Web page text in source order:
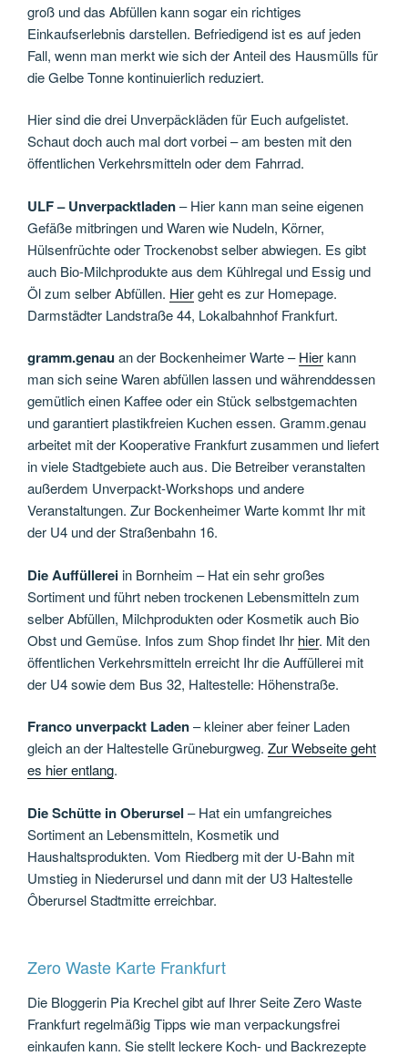
groß und das Abfüllen kann sogar ein richtiges
Einkaufserlebnis darstellen. Befriedigend ist es auf jeden
Fall, wenn man merkt wie sich der Anteil des Hausmülls für
die Gelbe Tonne kontinuierlich reduziert.
Hier sind die drei Unverpäckläden für Euch aufgelistet.
Schaut doch auch mal dort vorbei – am besten mit den
öffentlichen Verkehrsmitteln oder dem Fahrrad.
ULF – Unverpacktladen– Hier kann man seine eigenen
Gefäße mitbringen und Waren wie Nudeln, Körner,
Hülsenfrüchte oder Trockenobst selber abwiegen. Es gibt
auch Bio-Milchprodukte aus dem Kühlregal und Essig und
Öl zum selber Abfüllen. Hiergeht es zur Homepage.
Darmstädter Landstraße 44, Lokalbahnhof Frankfurt.
gramm.genauan der Bockenheimer Warte –Hierkann
man sich seine Waren abfüllen lassen und währenddessen
gemütlich einen Kaffee oder ein Stück selbstgemachten
und garantiert plastikfreien Kuchen essen. Gramm.genau
arbeitet mit der Kooperative Frankfurt zusammen und liefert
in viele Stadtgebiete auch aus. Die Betreiber veranstalten
außerdem Unverpackt-Workshops und andere
Veranstaltungen. Zur Bockenheimer Warte kommt Ihr mit
der U4 und der Straßenbahn 16.
Die Auffüllereiin Bornheim – Hat ein sehr großes
Sortiment und führt neben trockenen Lebensmitteln zum
selber Abfüllen, Milchprodukten oder Kosmetik auch Bio
Obst und Gemüse. Infos zum Shop findet Ihr hier. Mit den
öffentlichen Verkehrsmitteln erreicht Ihr die Auffüllerei mit
der U4 sowie dem Bus 32, Haltestelle: Höhenstraße.
Franco unverpackt Laden– kleiner aber feiner Laden
gleich an der Haltestelle Grüneburgweg. Zur Webseite geht
es hier entlang.
Die Schütte in Oberursel – Hat ein umfangreiches
Sortiment an Lebensmitteln, Kosmetik und
Haushaltsprodukten. Vom Riedberg mit der U-Bahn mit
Umstieg in Niederursel und dann mit der U3 Haltestelle
Ôberursel Stadtmitte erreichbar.
Zero Waste Karte Frankfurt
Die Bloggerin Pia Krechel gibt auf Ihrer Seite Zero Waste
Frankfurt regelmäßig Tipps wie man verpackungsfrei
einkaufen kann. Sie stellt leckere Koch- und Backrezepte